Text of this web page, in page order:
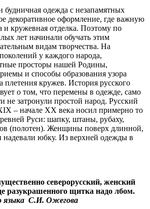
будничная одежда с незапамятных
декоративное оформление, где важную
и кружевная отделка. Поэтому по
лет начинали обучать этим
видам творчества. На
у каждого народа,
просторы нашей Родины,
и способы образования узора
кружев. История русского
о том, что перемены в одежде, само
не затронули простой народ. Русский
– начале XX века носил примерно то
Руси: шапку, штаны, рубаху,
(полотен). Женщины поверх длинной,
юбку. Из верхней одежды в
северорусский, женский
разукрашенного щитка надо лбом.
языка С.И. Ожегова